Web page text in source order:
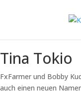
Tina Tokio
FxFarmer und Bobby
auch einen neuen